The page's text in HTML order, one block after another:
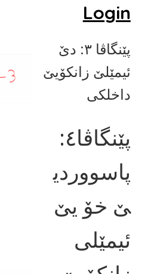
Login
پێنگاڤا ٣: دێ
ئیمێلێ زانکۆیێ
داخلکی
پێنگاڤا٤:
پاسووردی
ێ خۆ یێ
ئیمێلی